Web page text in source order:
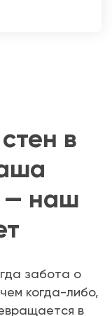
в
— наш
забота о
когда-либо,
в